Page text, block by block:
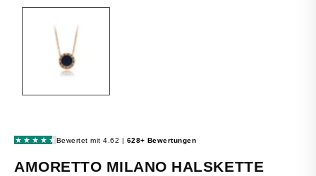
MEDIEN
MODAL
ÖFFNEN
AMORETTO MILANO HALSKETTE